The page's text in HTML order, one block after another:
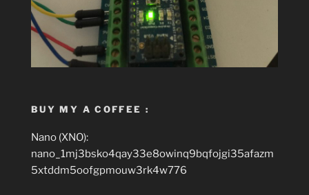
BUY MY A COFFEE :
Nano (XNO):
nano_1mj3bsko4qay33e8owinq9bqfojgi35afazm
5xtddm5oofgpmouw3rk4w776